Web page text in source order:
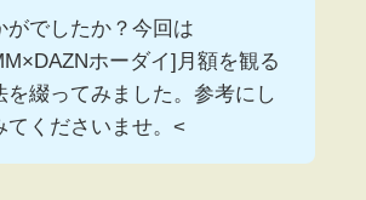
がでしたか？今回は
ホーダイ]月額を観る
を綴ってみました。参考にし
てくださいませ。<